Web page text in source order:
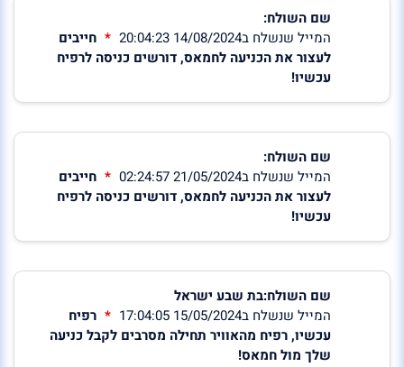
שם השולח:
המייל שנשלח ב14/08/2024 20:04:23
חייבים
לעצור את הכניעה לחמאס, דורשים כניסה לרפיח
עכשיו!
שם השולח:
המייל שנשלח ב21/05/2024 02:24:57
חייבים
לעצור את הכניעה לחמאס, דורשים כניסה לרפיח
עכשיו!
שם השולח:בת שבע ישראל
המייל שנשלח ב15/05/2024 17:04:05
רפיח
עכשיו, רפיח מהאוויר תחילה מסרבים לקבל כניעה
שלך מול חמאס!